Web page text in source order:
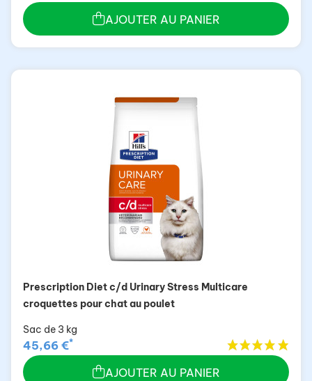
AJOUTER AU PANIER
Prescription Diet c/d Urinary Stress Multicare
croquettes pour chat au poulet
Sac de 3 kg
45,66 €*
AJOUTER AU PANIER